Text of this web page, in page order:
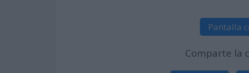
Pantalla
Comparte la